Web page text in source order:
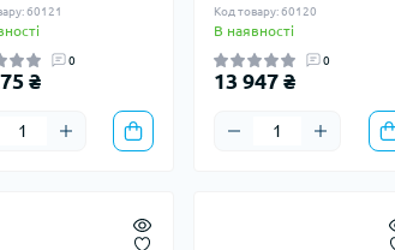
60121
0
₴
Код товару: 60120
В наявності
0
13 947 ₴